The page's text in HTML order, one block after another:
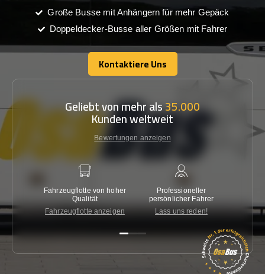
Große Busse mit Anhängern für mehr Gepäck
Doppeldecker-Busse aller Größen mit Fahrer
Kontaktiere Uns
Kontaktiere Uns
Geliebt von mehr als35.000
Kunden weltweit
Bewertungen anzeigen
Fahrzeugflotte von hoher
Qualität
Fahrzeugflotte anzeigen
Professioneller
persönlicher Fahrer
Lass uns reden!